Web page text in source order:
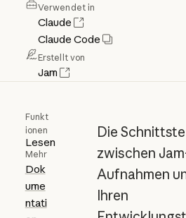
Verwendet in
Claude
Claude Code
Erstellt von
Jam
Funkt
ionen
Lesen
Mehr
Dok
ume
ntati
Die
zwischen
Aufnahmen
Ihren